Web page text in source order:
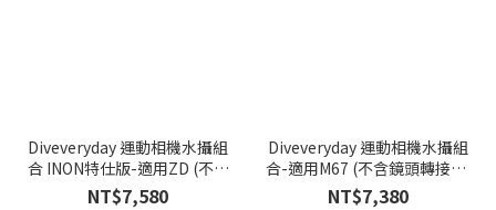
Diveveryday 運動相機水攝組
合 INON特仕版-適用ZD (不含
鏡頭轉接座) #DED-CMB-INON
NT$7,580
Diveveryday 運動相機水攝組
合-適用M67 (不含鏡頭轉接座)
#DED-CMB-M67
NT$7,380